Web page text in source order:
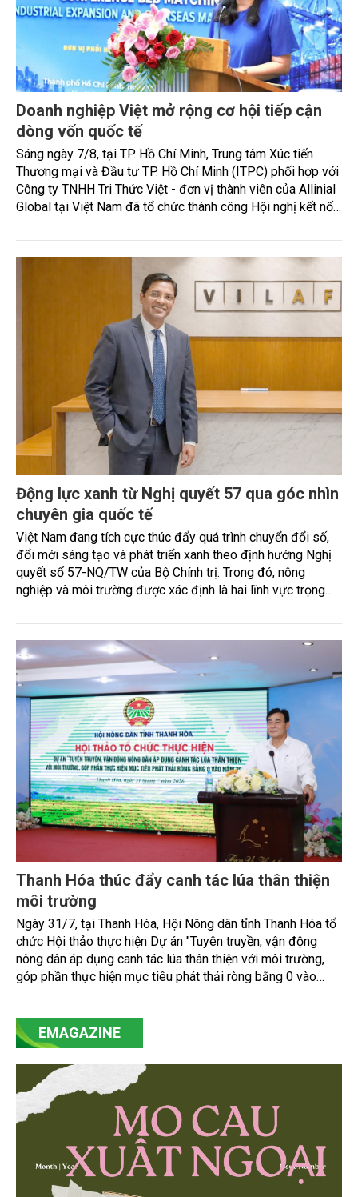
Doanh nghiệp Việt mở rộng cơ hội tiếp cận
dòng vốn quốc tế
Sáng ngày 7/8, tại TP. Hồ Chí Minh, Trung tâm Xúc tiến
Thương mại và Đầu tư TP. Hồ Chí Minh (ITPC) phối hợp với
Công ty TNHH Tri Thức Việt - đơn vị thành viên của Allinial
Global tại Việt Nam đã tổ chức thành công Hội nghị kết nối
Động lực xanh từ Nghị quyết 57 qua góc nhìn
chuyên gia quốc tế
Việt Nam đang tích cực thúc đẩy quá trình chuyển đổi số,
đổi mới sáng tạo và phát triển xanh theo định hướng Nghị
quyết số 57-NQ/TW của Bộ Chính trị. Trong đó, nông
nghiệp và môi trường được xác định là hai lĩnh vực trọng
cam kết bền vững toàn cầu, đặc biệt là mục tiêu đưa phát
thải ròng bằng 0 (Net-Zero) vào năm 2050.
Thanh Hóa thúc đẩy canh tác lúa thân thiện
môi trường
Ngày 31/7, tại Thanh Hóa, Hội Nông dân tỉnh Thanh Hóa tổ
chức Hội thảo thực hiện Dự án "Tuyên truyền, vận động
nông dân áp dụng canh tác lúa thân thiện với môi trường,
góp phần thực hiện mục tiêu phát thải ròng bằng 0 vào
nghiên cứu, doanh nghiệp, hợp tác xã và nông dân đang
trực tiếp triển khai mô hình sản xuất lúa phát thải thấp.
EMAGAZINE